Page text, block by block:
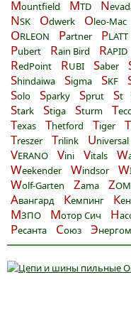
Mountfield MTD N
NSK Odwerk Oleo-Mac
ORLEON Partner PLATT
Pubert Rain Bird RAPID
RedPoint RUBI Saber
Shindaiwa Sigma SKF
Solo Sparky Sprut St
Stark Stiga Sturm T
Texas Thetford Tiger T
Treszer Trilink Universal
VERANO Vini Vitals W
Weekender Windsor W
Wolf-Garten Zama Z
Авангард Кемпинг К
МЗПО Мотор Сич Н
Ресанта Союз Э